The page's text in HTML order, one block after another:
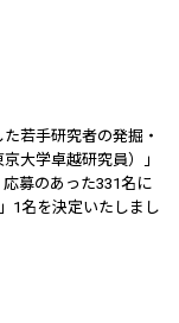
若手研究者の発掘・
大学卓越研究員）」
募のあった331名に
1名を決定いたしまし